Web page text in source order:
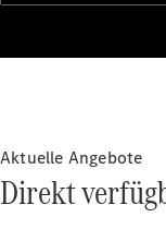
Aktuelle Angebote
Direkt